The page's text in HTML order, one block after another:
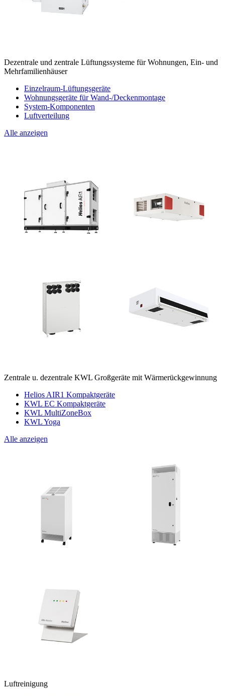
Dezentrale und zentrale Lüftungssysteme für Wohnungen, Ein- und
Mehrfamilienhäuser
Einzelraum-Lüftungsgeräte
Wohnungsgeräte für Wand-/Deckenmontage
System-Komponenten
Luftverteilung
Alle anzeigen
Zentrale u. dezentrale KWL Großgeräte mit Wärmerückgewinnung
Helios AIR1 Kompaktgeräte
KWL EC Kompaktgeräte
KWL MultiZoneBox
KWL Yoga
Alle anzeigen
Luftreinigung